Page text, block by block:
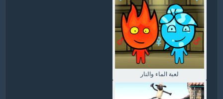
لعبة الماء والنار